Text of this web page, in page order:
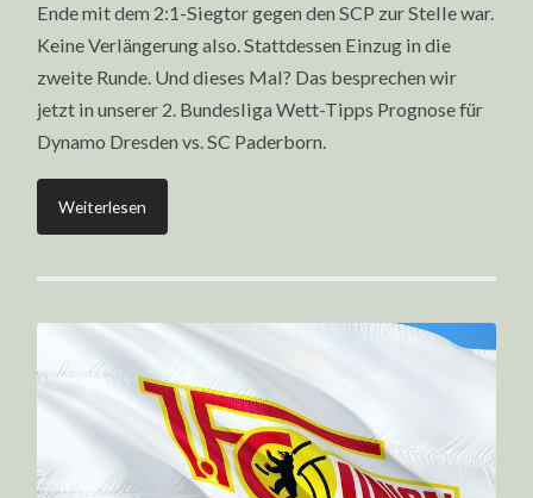
Ende mit dem 2:1-Siegtor gegen den SCP zur Stelle war.
Keine Verlängerung also. Stattdessen Einzug in die
zweite Runde. Und dieses Mal? Das besprechen wir
jetzt in unserer 2. Bundesliga Wett-Tipps Prognose für
Dynamo Dresden vs. SC Paderborn.
Weiterlesen